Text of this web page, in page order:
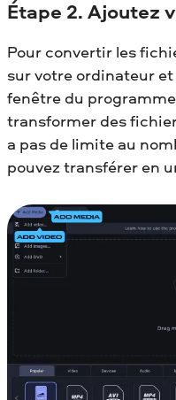
Étape 2. Ajoutez
Pour convertir les
sur votre ordinateur
fenêtre du
transformer des
a pas de limite au
pouvez transférer en